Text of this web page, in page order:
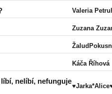
Valeria
Zuzana
Káča Říhová
líbí, nelíbí, nefunguje